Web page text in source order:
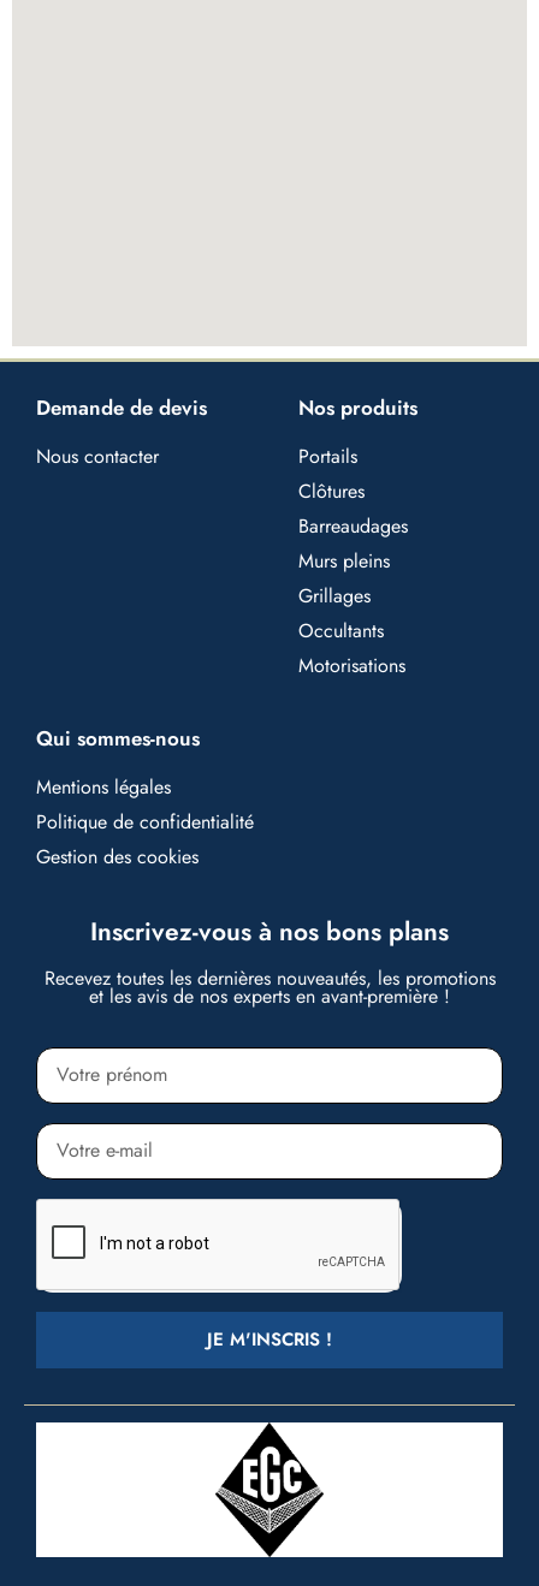
Demande de devis
Nous contacter
Nos produits
Portails
Clôtures
Barreaudages
Murs pleins
Grillages
Occultants
Motorisations
Qui sommes-nous
Mentions légales
Politique de confidentialité
Gestion des cookies
Inscrivez-vous à nos bons plans
Recevez toutes les dernières nouveautés, les promotions
et les avis de nos experts en avant-première !
JE M'INSCRIS !